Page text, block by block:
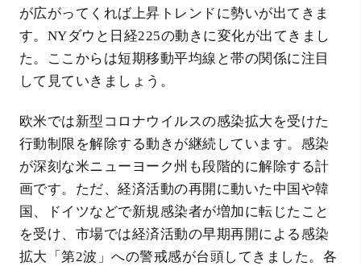
が広がってくれば上昇トレンドに勢いが出てきま
す。NYダウと日経225の動きに変化が出てきまし
た。ここからは短期移動平均線と帯の関係に注目
して見ていきましょう。
欧米では新型コロナウイルスの感染拡大を受けた
行動制限を解除する動きが継続しています。感染
が深刻な米ニューヨーク州も段階的に解除する計
画です。ただ、経済活動の再開に動いた中国や韓
国、ドイツなどで新規感染者が増加に転じたこと
を受け、市場では経済活動の早期再開による感染
拡大「第2波」への警戒感が台頭してきました。各